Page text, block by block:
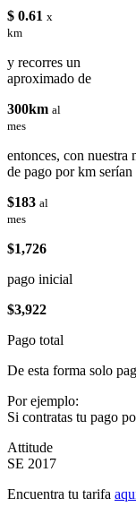
$ 0.61 x
km
y recorres un
aproximado de
300km al
mes
entonces, con nuestra
de pago por km serían
$183 al
mes
$1,726
pago inicial
$3,922
Pago total
De esta forma solo
Por ejemplo:
Si contratas tu pago
Attitude
SE 2017
Encuentra tu tarifa